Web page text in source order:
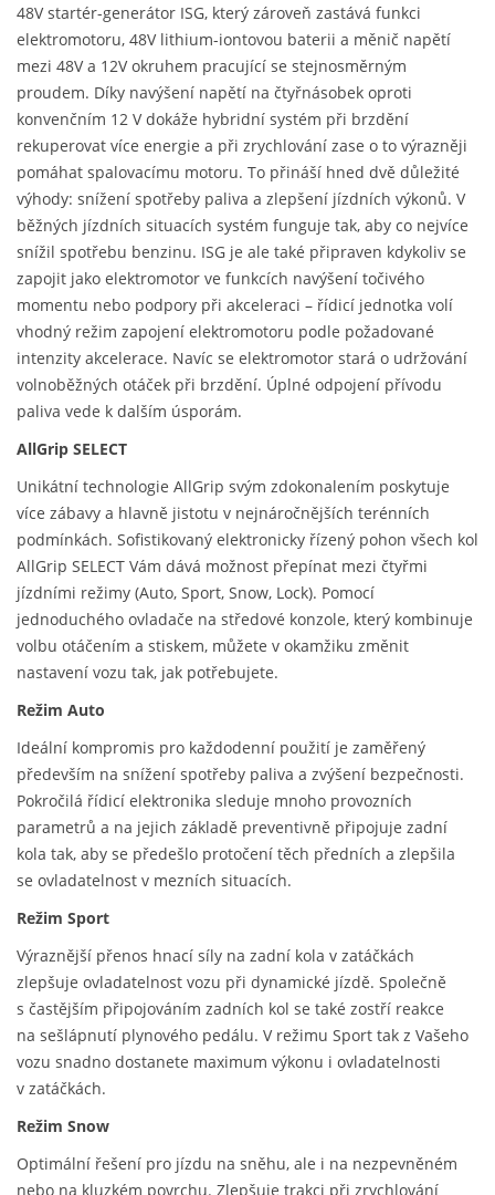
48V startér-generátor ISG, který zároveň zastává funkci
elektromotoru, 48V lithium-iontovou baterii a měnič napětí
mezi 48V a 12V okruhem pracující se stejnosměrným
proudem. Díky navýšení napětí na čtyřnásobek oproti
konvenčním 12 V dokáže hybridní systém při brzdění
rekuperovat více energie a při zrychlování zase o to výrazněji
pomáhat spalovacímu motoru. To přináší hned dvě důležité
výhody: snížení spotřeby paliva a zlepšení jízdních výkonů. V
běžných jízdních situacích systém funguje tak, aby co nejvíce
snížil spotřebu benzinu. ISG je ale také připraven kdykoliv se
zapojit jako elektromotor ve funkcích navýšení točivého
momentu nebo podpory při akceleraci – řídicí jednotka volí
vhodný režim zapojení elektromotoru podle požadované
intenzity akcelerace. Navíc se elektromotor stará o udržování
volnoběžných otáček při brzdění. Úplné odpojení přívodu
paliva vede k dalším úsporám.
AllGrip SELECT
Unikátní technologie AllGrip svým zdokonalením poskytuje
více zábavy a hlavně jistotu v nejnáročnějších terénních
podmínkách. Sofistikovaný elektronicky řízený pohon všech kol
AllGrip SELECT Vám dává možnost přepínat mezi čtyřmi
jízdními režimy (Auto, Sport, Snow, Lock). Pomocí
jednoduchého ovladače na středové konzole, který kombinuje
volbu otáčením a stiskem, můžete v okamžiku změnit
nastavení vozu tak, jak potřebujete.
Režim Auto
Ideální kompromis pro každodenní použití je zaměřený
především na snížení spotřeby paliva a zvýšení bezpečnosti.
Pokročilá řídicí elektronika sleduje mnoho provozních
parametrů a na jejich základě preventivně připojuje zadní
kola tak, aby se předešlo protočení těch předních a zlepšila
se ovladatelnost v mezních situacích.
Režim Sport
Výraznější přenos hnací síly na zadní kola v zatáčkách
zlepšuje ovladatelnost vozu při dynamické jízdě. Společně
s častějším připojováním zadních kol se také zostří reakce
na sešlápnutí plynového pedálu. V režimu Sport tak z Vašeho
vozu snadno dostanete maximum výkonu i ovladatelnosti
v zatáčkách.
Režim Snow
Optimální řešení pro jízdu na sněhu, ale i na nezpevněném
nebo na kluzkém povrchu. Zlepšuje trakci při zrychlování